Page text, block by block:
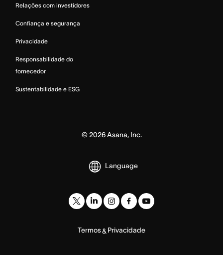
Relações com investidores
Confiança e segurança
Privacidade
Responsabilidade do
fornecedor
Sustentabilidade e ESG
© 2026Asana, Inc.
Language
Termos& Privacidade